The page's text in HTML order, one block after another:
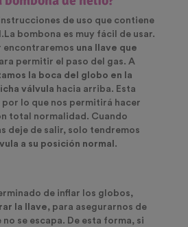
de uso que contiene
bombona es muy fácil de usar.
encontraremos una llave que
permitir el paso del gas. A
la boca del globo en la
válvula hacia arriba. Esta
por lo que nos permitirá hacer
total normalidad. Cuando
deje de salir, solo tendremos
a su posición normal .
de inflar los globos,
la llave, para asegurarnos de
se escapa. De esta forma, si